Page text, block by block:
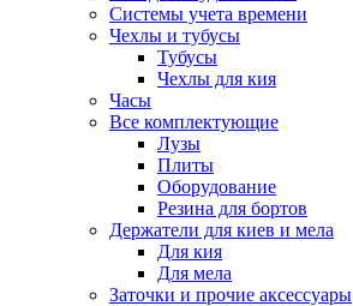
Системы учета времени
Чехлы и тубусы
Тубусы
Чехлы для кия
Часы
Все комплектующие
Лузы
Плиты
Оборудование
Резина для бортов
Держатели для киев и мела
Для кия
Для мела
Заточки и прочие аксессуары